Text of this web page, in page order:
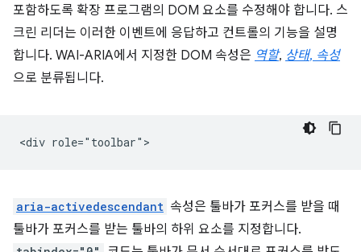
포함하도록 확장 프로그램의 DOM 요소를 수정해야 합니다. 스
크린 리더는 이러한 이벤트에 응답하고 컨트롤의 기능을 설명
합니다. WAI-ARIA에서 지정한 DOM 속성은 역할, 상태, 속성
으로 분류됩니다.
aria-activedescendant 속성은 툴바가 포커스를 받을 때
툴바가 포커스를 받는 툴바의 하위 요소를 지정합니다.